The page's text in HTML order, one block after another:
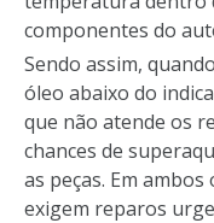
componentes do
Sendo assim,
óleo abaixo do
que não atende os
chances de
as peças. Em
exigem reparos